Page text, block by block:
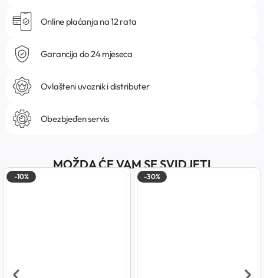
Online plaćanja na 12 rata
Garancija do 24 mjeseca
Ovlašteni uvoznik i distributer
Obezbjeđen servis
MOŽDA ĆE VAM SE SVIDJETI
-10% -30%